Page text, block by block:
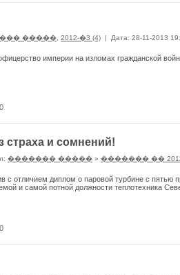
����� 2012-�3 (4) | Дата: 28-11-2013
империи на изломах гражданской
0
страха и сомнений!
������� ����� » ������� ��
с отличием диплом о паровой турбине с
и самой потной должности теплотехника
0